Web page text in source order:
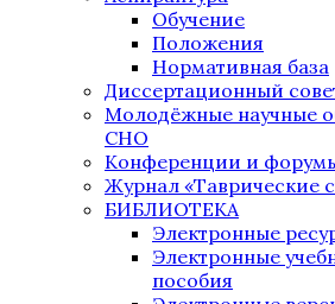
Обучение
Положения
Нормативная база
Диссертационный
Молодёжные научные
СНО
Конференции и
Журнал «Таврические
БИБЛИОТЕКА
Электронные
Электронные
пособия